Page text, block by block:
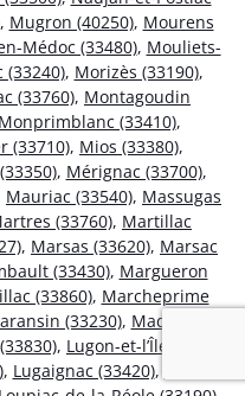
, Mugron (40250), Mourens
Médoc (33480), Mouliets-
(33240), Morizès (33190),
(33760), Montagoudin
Monprimblanc (33410),
(33710), Mios (33380),
, Mérignac (33700),
Mauriac (33540), Massugas
(33760), Martillac
, Marsas (33620), Marsac
(33430), Margueron
(33860), Marcheprime
(33230), Madirac
, Lugon-et-l’Île-du-
, Lugaignac (33420),